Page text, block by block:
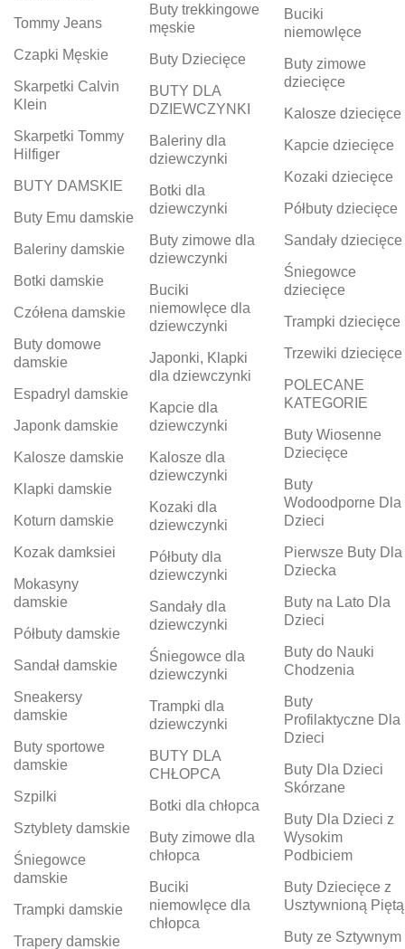
Tommy Jeans
Czapki Męskie
Skarpetki Calvin
Klein
Skarpetki Tommy
Hilfiger
BUTY DAMSKIE
Buty Emu damskie
Baleriny damskie
Botki damskie
Czółena damskie
Buty domowe
damskie
Espadryl damskie
Japonk damskie
Kalosze damskie
Klapki damskie
Koturn damskie
Kozak damksiei
Mokasyny
damskie
Półbuty damskie
Sandał damskie
Sneakersy
damskie
Buty sportowe
damskie
Szpilki
Sztyblety damskie
Śniegowce
damskie
Trampki damskie
Trapery damskie
Buty trekkingowe
męskie
Buty Dziecięce
BUTY DLA
DZIEWCZYNKI
Baleriny dla
dziewczynki
Botki dla
dziewczynki
Buty zimowe dla
dziewczynki
Buciki
niemowlęce dla
dziewczynki
Japonki, Klapki
dla dziewczynki
Kapcie dla
dziewczynki
Kalosze dla
dziewczynki
Kozaki dla
dziewczynki
Półbuty dla
dziewczynki
Sandały dla
dziewczynki
Śniegowce dla
dziewczynki
Trampki dla
dziewczynki
BUTY DLA
CHŁOPCA
Botki dla chłopca
Buty zimowe dla
chłopca
Buciki
niemowlęce dla
chłopca
Buciki
niemowlęce
Buty zimowe
dziecięce
Kalosze dziecięce
Kapcie dziecięce
Kozaki dziecięce
Półbuty dziecięce
Sandały dziecięce
Śniegowce
dziecięce
Trampki dziecięce
Trzewiki dziecięce
POLECANE
KATEGORIE
Buty Wiosenne
Dziecięce
Buty
Wodoodporne Dla
Dzieci
Pierwsze Buty Dla
Dziecka
Buty na Lato Dla
Dzieci
Buty do Nauki
Chodzenia
Buty
Profilaktyczne Dla
Dzieci
Buty Dla Dzieci
Skórzane
Buty Dla Dzieci z
Wysokim
Podbiciem
Buty Dziecięce z
Usztywnioną Piętą
Buty ze Sztywnym